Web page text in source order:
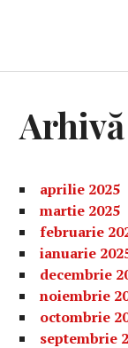
Arhivă
aprilie 2025
martie 2025
februarie
ianuarie
decembrie
noiembrie
octombrie
septembrie